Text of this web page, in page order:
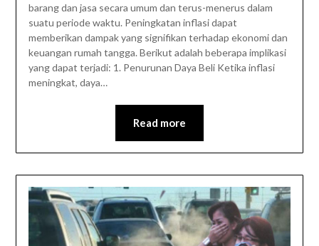
barang dan jasa secara umum dan terus-menerus dalam
suatu periode waktu. Peningkatan inflasi dapat
memberikan dampak yang signifikan terhadap ekonomi dan
keuangan rumah tangga. Berikut adalah beberapa implikasi
yang dapat terjadi: 1. Penurunan Daya Beli Ketika inflasi
meningkat, daya…
Read more